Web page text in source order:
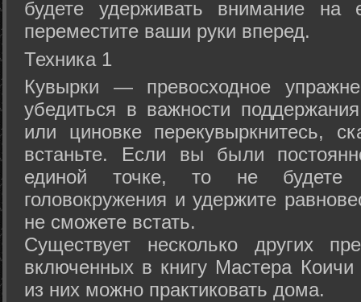
будете удерживать внимание на
переместите ваши руки вперед.
Техника 1
Кувырки — превосходное
убедиться в важности
или циновке перекувыркнитесь,
встаньте. Если вы были
единой точке, то не будете
головокружения и удержите
не сможете встать.
Существует несколько других
включенных в книгу Мастера
из них можно практиковать дома.